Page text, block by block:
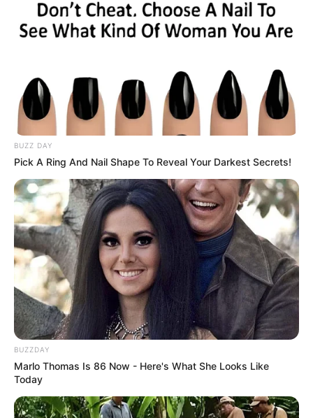
BUZZ DAY
Pick A Ring And Nail Shape To Reveal Your Darkest Secrets!
BUZZDAY
Marlo Thomas Is 86 Now - Here's What She Looks Like
Today